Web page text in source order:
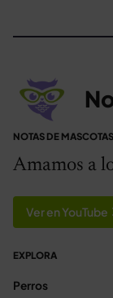
NOTAS DE MASCOTAS
Amamos a
Ver en YouTube
EXPLORA
Perros